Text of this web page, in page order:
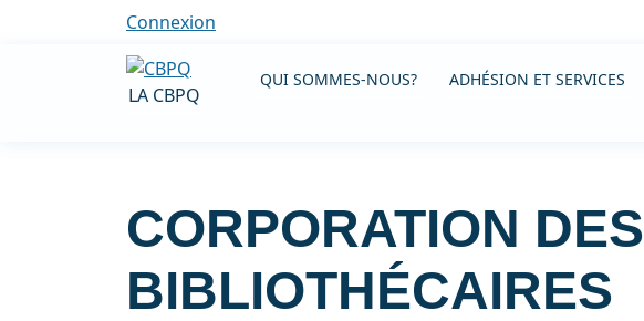
Connexion
LA CBPQ
QUI SOMMES-NOUS? ADHÉSION ET SERVICES
CORPORATION DES
BIBLIOTHÉCAIRES